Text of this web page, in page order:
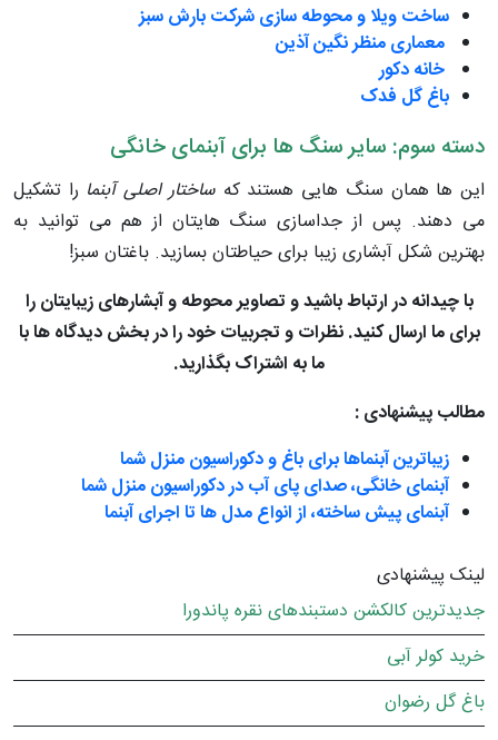
ساخت ویلا و محوطه سازی شرکت بارش سبز
معماری منظر نگین آذین
خانه دکور
باغ گل فدک
دسته سوم: سایر سنگ ها برای آبنمای خانگی
این ها همان سنگ هایی هستند که ساختار اصلی آبنما را تشکیل
می دهند. پس از جداسازی سنگ هایتان از هم می توانید به
بهترین شکل آبشاری زیبا برای حیاطتان بسازید. باغتان سبز!
با چیدانه در ارتباط باشید و تصاویر محوطه و آبشارهای زیبایتان را
برای ما ارسال کنید. نظرات و تجربیات خود را در بخش دیدگاه ها با
ما به اشتراک بگذارید.
مطالب پیشنهادی :
زیباترین آبنماها برای باغ و دکوراسیون منزل شما
آبنمای خانگی، صدای پای آب در دکوراسیون منزل شما
آبنمای پیش ساخته، از انواع مدل ها تا اجرای آبنما
لینک پیشنهادی
جدیدترین کالکشن دستبندهای نقره پاندورا
خرید کولر آبی
باغ گل رضوان